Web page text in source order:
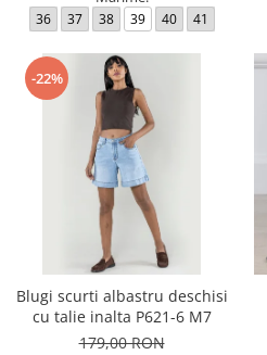
36 37 38 39 40 41
-22%
Blugi scurti albastru deschisi
cu talie inalta P621-6 M7
179,00 RON